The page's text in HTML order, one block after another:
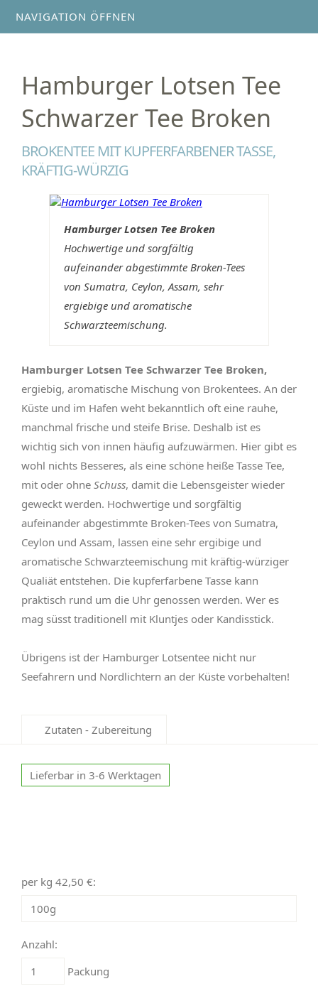
NAVIGATION ÖFFNEN
Hamburger Lotsen Tee
Schwarzer Tee Broken
BROKENTEE MIT KUPFERFARBENER TASSE,
KRÄFTIG-WÜRZIG
Hamburger Lotsen Tee Broken
Hochwertige und sorgfältig
aufeinander abgestimmte Broken-Tees
von Sumatra, Ceylon, Assam, sehr
ergiebige und aromatische
Schwarzteemischung.
Hamburger Lotsen Tee Schwarzer Tee Broken,
ergiebig, aromatische Mischung von Brokentees. An der
Küste und im Hafen weht bekanntlich oft eine rauhe,
manchmal frische und steife Brise. Deshalb ist es
wichtig sich von innen häufig aufzuwärmen. Hier gibt es
wohl nichts Besseres, als eine schöne heiße Tasse Tee,
mit oder ohne Schuss, damit die Lebensgeister wieder
geweckt werden. Hochwertige und sorgfältig
aufeinander abgestimmte Broken-Tees von Sumatra,
Ceylon und Assam, lassen eine sehr ergibige und
aromatische Schwarzteemischung mit kräftig-würziger
Qualiät entstehen. Die kupferfarbene Tasse kann
praktisch rund um die Uhr genossen werden. Wer es
mag süsst traditionell mit Kluntjes oder Kandisstick.
Übrigens ist der Hamburger Lotsentee nicht nur
Seefahrern und Nordlichtern an der Küste vorbehalten!
Zutaten - Zubereitung
Lieferbar in 3-6 Werktagen
per kg 42,50 €:
Anzahl:
Packung